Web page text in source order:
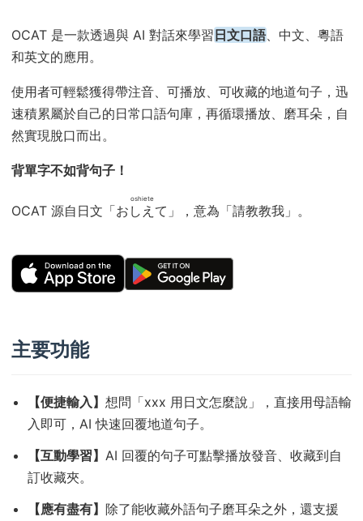
OCAT 是一款透過與 AI 對話來學習 日文口語、中文、粵語
和英文的應用。
使用者可輕鬆獲得帶注音、可播放、可收藏的地道句子，迅
速積累屬於自己的日常口語句庫，再循環播放、磨耳朵，自
然實現脫口而出。
背單字不如背句子！
OCAT 源自日文「おしえて
oshiete
」，意為「請教教我」。
主要功能
【便捷輸入】 想問「xxx 用日文怎麼說」，直接用母語輸
入即可，AI 快速回覆地道句子。
【互動學習】 AI 回覆的句子可點擊播放發音、收藏到自
訂收藏夾。
【應有盡有】 除了能收藏外語句子磨耳朵之外，還支援